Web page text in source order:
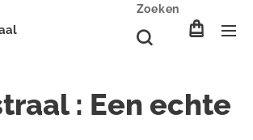
Zoeken
: Een echte